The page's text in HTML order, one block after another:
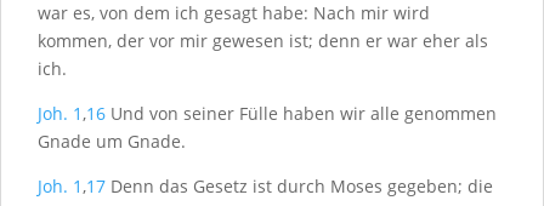
war es, von dem ich gesagt habe: Nach mir wird
kommen, der vor mir gewesen ist; denn er war eher als
ich.
Joh. 1,16 Und von seiner Fülle haben wir alle genommen
Gnade um Gnade.
Joh. 1,17 Denn das Gesetz ist durch Moses gegeben; die